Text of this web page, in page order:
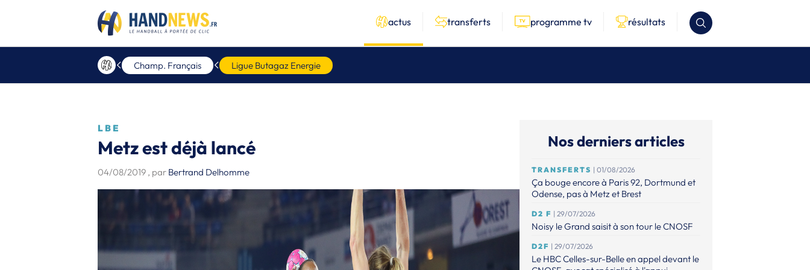
actus transferts programme tv résultats
Champ. Français Ligue Butagaz Energie
LBE
Metz est déjà lancé
04/08/2019 , par Bertrand Delhomme
Nos derniers articles
TRANSFERTS | 01/08/2026
Ça bouge encore à Paris 92, Dortmund et
Odense, pas à Metz et Brest
D2 F | 29/07/2026
Noisy le Grand saisit à son tour le CNOSF
D2F | 29/07/2026
Le HBC Celles-sur-Belle en appel devant le